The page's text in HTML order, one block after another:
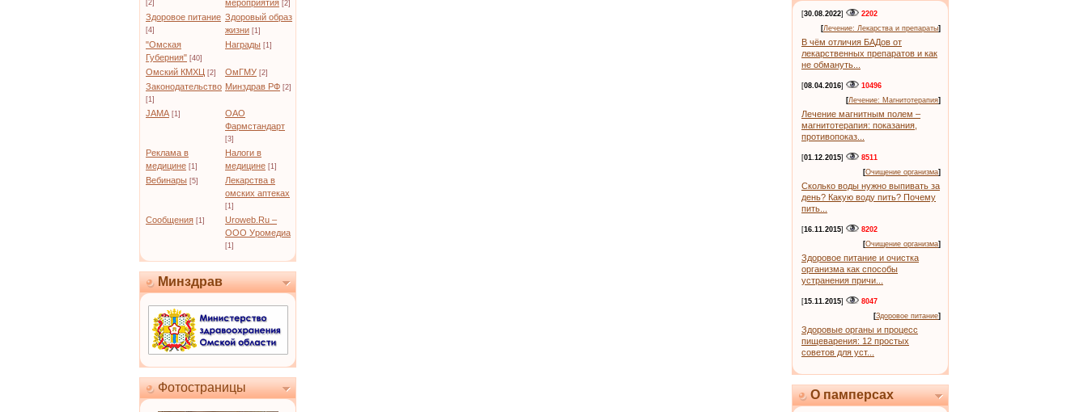
[2]
мероприятия [2]
Здоровое питание
[4]
Здоровый образ
жизни [1]
"Омская
Губерния" [40]
Награды [1]
Омский КМХЦ [2] ОмГМУ [2]
Законодательство
[1]
Минздрав РФ [2]
JAMA [1]
ОАО
Фармстандарт
[3]
Реклама в
медицине [1]
Налоги в
медицине [1]
Вебинары [5]
Лекарства в
омских аптеках
[1]
Сообщения [1]
Uroweb.Ru –
ООО Уромедиа
[1]
Минздрав
Фотостраницы
[30.08.2022]
2202
[Лечение: Лекарства и препараты]
В чём отличия БАДов от
лекарственных препаратов и как
не обмануть...
[08.04.2016]
10496
[Лечение: Магнитотерапия]
Лечение магнитным полем –
магнитотерапия: показания,
противопоказ...
[01.12.2015]
8511
[Очищение организма]
Сколько воды нужно выпивать за
день? Какую воду пить? Почему
пить...
[16.11.2015]
8202
[Очищение организма]
Здоровое питание и очистка
организма как способы
устранения причи...
[15.11.2015]
8047
[Здоровое питание]
Здоровые органы и процесс
пищеварения: 12 простых
советов для уст...
О памперсах